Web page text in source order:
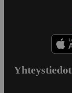
Yhteystiedot